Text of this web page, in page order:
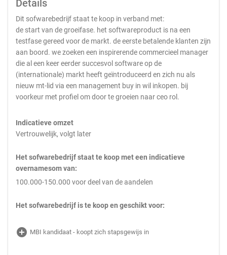
Details
Dit sofwarebedrijf staat te koop in verband met:
de start van de groeifase. het softwareproduct is na een
testfase gereed voor de markt. de eerste betalende klanten zijn
aan boord. we zoeken een inspirerende commercieel manager
die al een keer eerder succesvol software op de
(internationale) markt heeft geïntroduceerd en zich nu als
nieuw mt-lid via een management buy in wil inkopen. bij
voorkeur met profiel om door te groeien naar ceo rol.
Indicatieve omzet
Vertrouwelijk, volgt later
Het sofwarebedrijf staat te koop met een indicatieve
overnamesom van:
100.000-150.000 voor deel van de aandelen
Het sofwarebedrijf is te koop en geschikt voor:
add_circle MBI kandidaat - koopt zich stapsgewijs in